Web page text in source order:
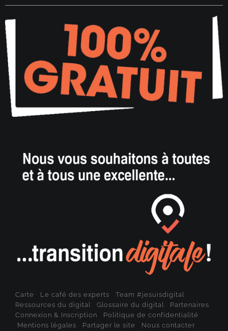
Carte Le café des experts
Team #jesuisdigital
Ressources du digital
Glossaire du digital
Partenaires
Connexion & Inscription
Politique de confidentialité
Mentions légales
Partager le site Nous contacter